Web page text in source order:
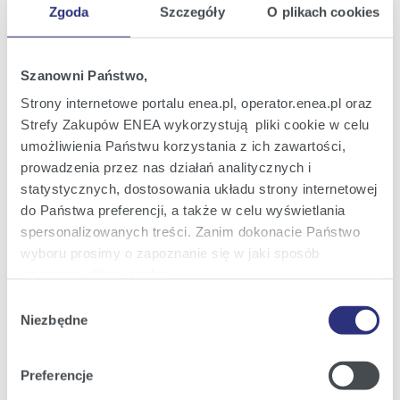
Zgoda Szczegóły O plikach cookies
Szanowni Państwo,
Strony internetowe portalu enea.pl, operator.enea.pl oraz
Strefy Zakupów ENEA wykorzystują pliki cookie w celu
umożliwienia Państwu korzystania z ich zawartości,
prowadzenia przez nas działań analitycznych i
statystycznych, dostosowania układu strony internetowej
do Państwa preferencji, a także w celu wyświetlania
spersonalizowanych treści. Zanim dokonacie Państwo
wyboru prosimy o zapoznanie się w jaki sposób
Szczegółowe informacje na ten temat znajdziecie
Polityce
zgody
Niezbędne
Preferencje
Patronat pełen energii. Grupa Enea wspiera szkolnictwo
branżowe (2).jpg
Pobierz